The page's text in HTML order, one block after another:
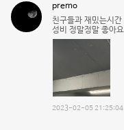
premo
친구들과 재밌는시
성비 정말정말 좋아
2023-02-05 21:25:04